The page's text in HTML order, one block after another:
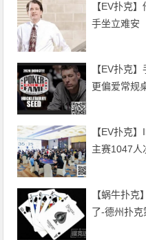
【EV扑克
手坐立难安
【EV扑克
更偏爱常规
【EV扑克
主赛1047人
【蜗牛扑
了-德州扑克